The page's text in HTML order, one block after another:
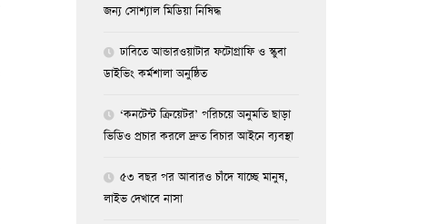
জন্য সোশ্যাল মিডিয়া নিষিদ্ধ
ঢাবিতে আন্ডারওয়াটার ফটোগ্রাফি ও স্কুবা
ডাইভিং কর্মশালা অনুষ্ঠিত
‘কনটেন্ট ক্রিয়েটর’ পরিচয়ে অনুমতি ছাড়া
ভিডিও প্রচার করলে দ্রুত বিচার আইনে ব্যবস্থা
৫৩ বছর পর আবারও চাঁদে যাচ্ছে মানুষ,
লাইভ দেখাবে নাসা